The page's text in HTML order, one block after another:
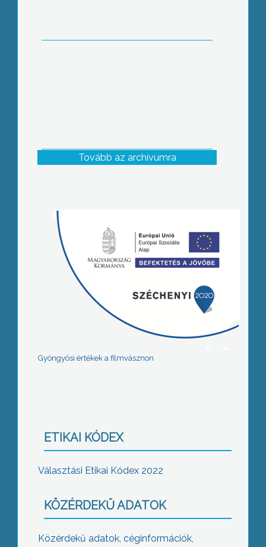
Tovább az archívumra
Gyöngyösi értékek a filmvásznon
ETIKAI KÓDEX
Választási Etikai Kódex 2022
KÖZÉRDEKŰ ADATOK
Közérdekű adatok, céginformációk,